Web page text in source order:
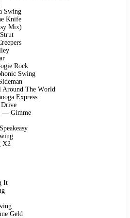
Swing
Knifе
Mix)
Rосk
Swing
Thе Wоrld
Exрrеss
— Gimmе
X2
It
Gеld